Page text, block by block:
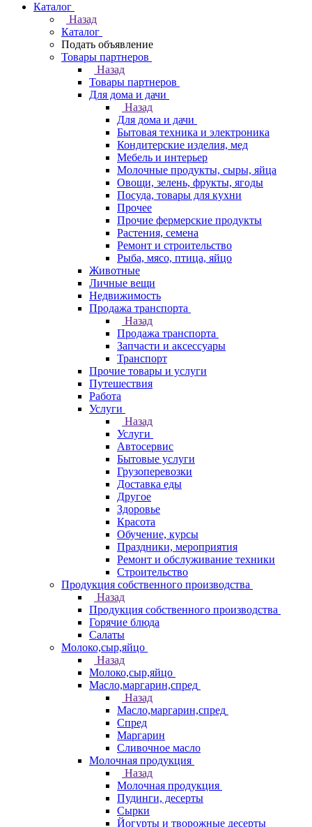
Каталог
Назад
Каталог
Подать объявление
Товары партнеров
Назад
Товары партнеров
Для дома и дачи
Назад
Для дома и дачи
Бытовая техника и электроника
Кондитерские изделия, мед
Мебель и интерьер
Молочные продукты, сыры, яйца
Овощи, зелень, фрукты, ягоды
Посуда, товары для кухни
Прочее
Прочие фермерские продукты
Растения, семена
Ремонт и строительство
Рыба, мясо, птица, яйцо
Животные
Личные вещи
Недвижимость
Продажа транспорта
Назад
Продажа транспорта
Запчасти и аксессуары
Транспорт
Прочие товары и услуги
Путешествия
Работа
Услуги
Назад
Услуги
Автосервис
Бытовые услуги
Грузоперевозки
Доставка еды
Другое
Здоровье
Красота
Обучение, курсы
Праздники, мероприятия
Ремонт и обслуживание техники
Строительство
Продукция собственного производства
Назад
Продукция собственного производства
Горячие блюда
Салаты
Молоко,сыр,яйцо
Назад
Молоко,сыр,яйцо
Масло,маргарин,спред
Назад
Масло,маргарин,спред
Спред
Маргарин
Сливочное масло
Молочная продукция
Назад
Молочная продукция
Пудинги, десерты
Сырки
Йогурты и творожные десерты